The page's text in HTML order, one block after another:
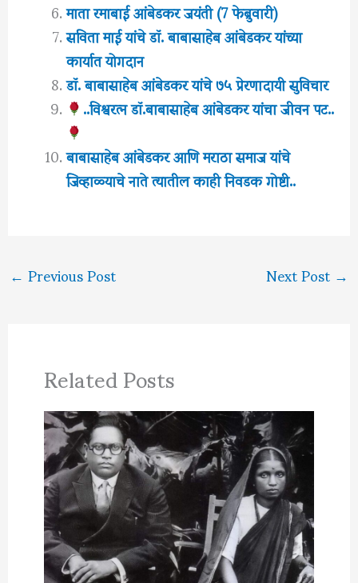
माता रमाबाई आंबेडकर जयंती (7 फेब्रुवारी)
सविता माई यांचे डॉ. बाबासाहेब आंबेडकर यांच्या
कार्यात योगदान
डॉ. बाबासाहेब आंबेडकर यांचे ७५ प्रेरणादायी सुविचार
..विश्वरत्‍न डॉ.बाबासाहेब आंबेडकर यांचा जीवन पट..
बाबासाहेब आंबेडकर आणि मराठा समाज यांचे
जिव्हाळ्याचे नाते त्यातील काही निवडक गोष्टी..
←Previous Post Next Post→
Related Posts